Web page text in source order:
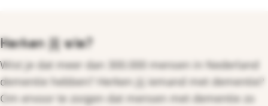
Herken jij wie?
Wist je dat meer dan 300.000 mensen in Nederland
dementie hebben? Herken jij iemand met dementie?
Om ervoor te zorgen dat mensen met dementie zo